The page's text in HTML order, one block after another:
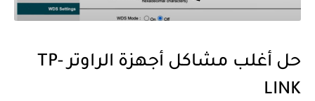
حل أغلب مشاكل أجهزة الراوترTP-
LINK